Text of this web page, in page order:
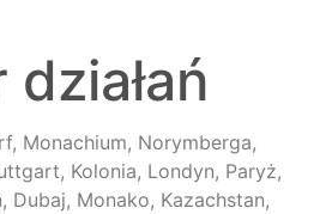
Monachium, Norymberga,
Kolonia, Londyn, Paryż,
Dubaj, Monako, Kazachstan,